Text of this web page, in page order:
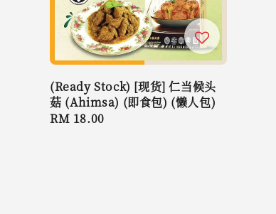
(Ready Stock) [现货] 仁当候头
菇 (Ahimsa) (即食包) (懒人包)
Regular
RM 18.00